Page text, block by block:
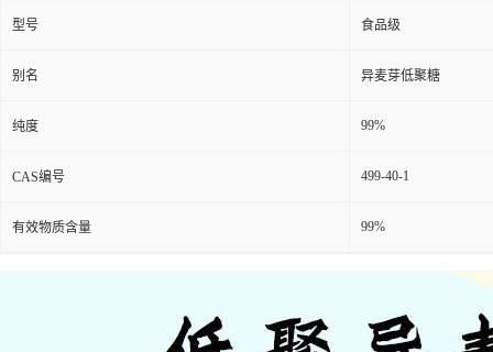
型号 食品级
别名 异麦芽低聚糖
纯度 99%
CAS编号 499-40-1
有效物质含量 99%